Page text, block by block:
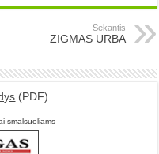
Sekantis
ZIGMAS URBA
(PDF)
smalsuoliams